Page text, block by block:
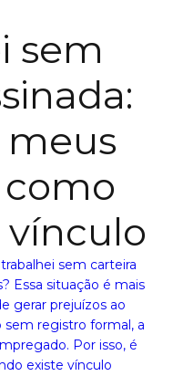
sem
meus
sem carteira
Essa situação é mais
gerar prejuízos ao
registro formal, a
Por isso, é
existe vínculo